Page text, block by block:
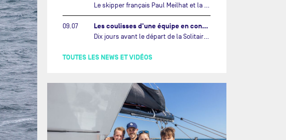
Le skipper français Paul Meilhat et la co-skipper portugaise Mariana Lobato mettent à l’eau aujourd’hui à Lorient leur IMOCA à bord duquel ils participeront à The Ocean Race Atlantic (septembre 2026) puis à The Ocean Race, le tour du monde en équipage (janvier 2027).…
09.07 Les coulisses d'une équipe en construction vers le Vendée Globe…
TOUTES LES NEWS ET VIDÉOS